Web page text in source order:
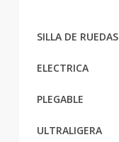
SILLA DE RUEDAS
ELECTRICA
PLEGABLE
ULTRALIGERA